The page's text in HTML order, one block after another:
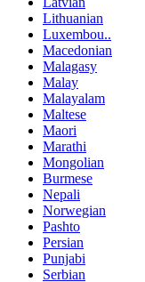
Lithuanian
Luxembou..
Macedonian
Malagasy
Malay
Malayalam
Maltese
Maori
Marathi
Mongolian
Burmese
Nepali
Norwegian
Pashto
Persian
Punjabi
Serbian